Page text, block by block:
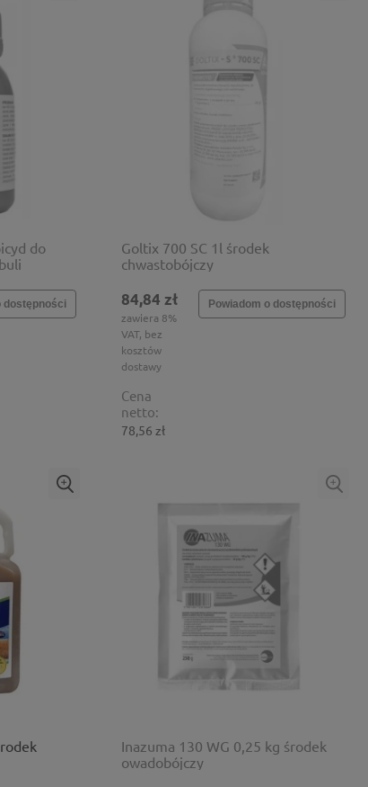
do
dostępności
Goltix 700 SC 1l środek
chwastobójczy
84,84 zł
zawiera 8%
VAT, bez
kosztów
dostawy
Cena
netto:
78,56 zł
Powiadom o dostępności
Inazuma 130 WG 0,25 kg środek
owadobójczy